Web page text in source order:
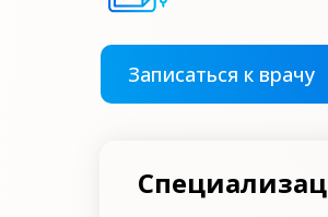
Записаться к врачу